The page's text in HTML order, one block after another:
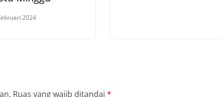
2024
Ruas yang wajib ditandai *